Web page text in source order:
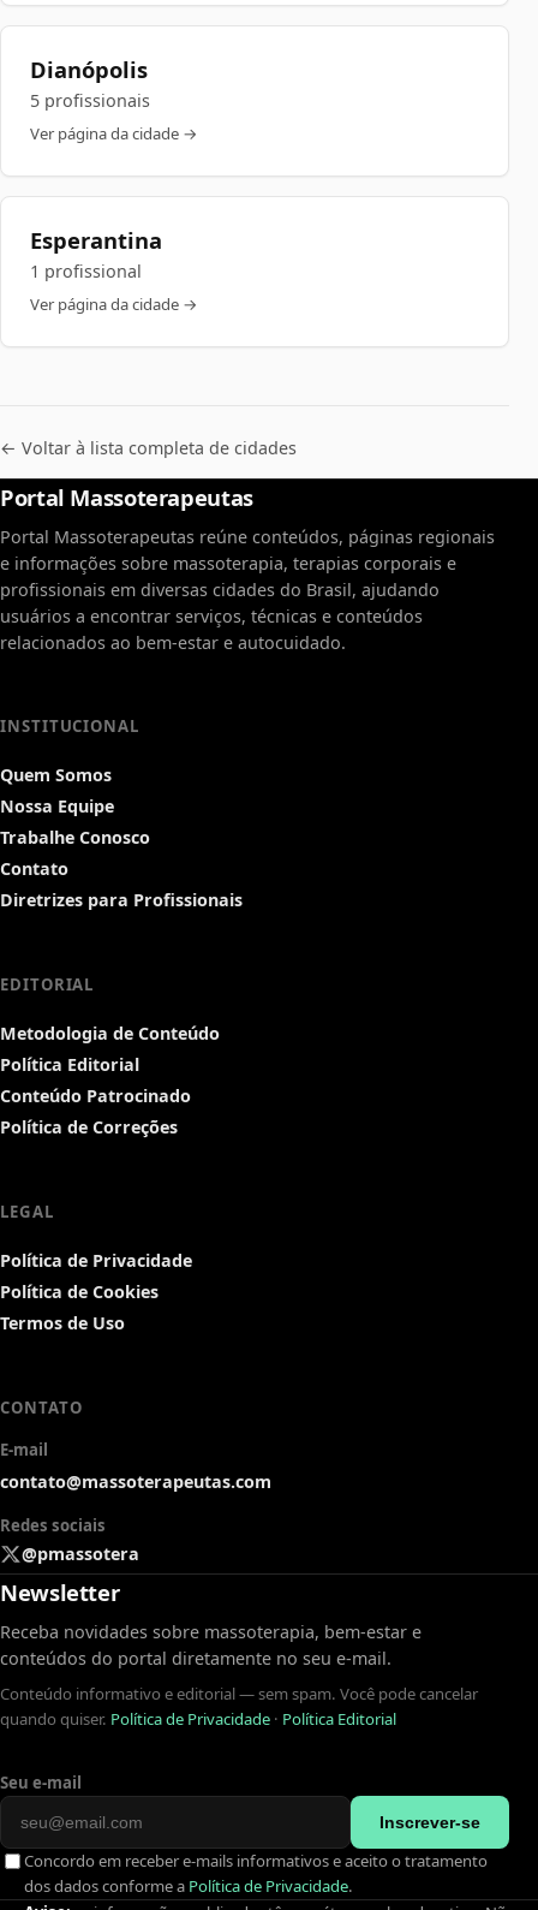
Dianópolis
5 profissionais
Ver página da cidade →
Esperantina
1 profissional
Ver página da cidade →
← Voltar à lista completa de cidades
Portal Massoterapeutas
Portal Massoterapeutas reúne conteúdos, páginas regionais
e informações sobre massoterapia, terapias corporais e
profissionais em diversas cidades do Brasil, ajudando
usuários a encontrar serviços, técnicas e conteúdos
relacionados ao bem-estar e autocuidado.
INSTITUCIONAL
Quem Somos
Nossa Equipe
Trabalhe Conosco
Contato
Diretrizes para Profissionais
EDITORIAL
Metodologia de Conteúdo
Política Editorial
Conteúdo Patrocinado
Política de Correções
LEGAL
Política de Privacidade
Política de Cookies
Termos de Uso
CONTATO
E-mail
contato@massoterapeutas.com
Redes sociais
@pmassotera
Newsletter
Receba novidades sobre massoterapia, bem-estar e
conteúdos do portal diretamente no seu e-mail.
Conteúdo informativo e editorial — sem spam. Você pode cancelar
quando quiser. Política de Privacidade · Política Editorial
Seu e-mail
Inscrever-se
Concordo em receber e-mails informativos e aceito o tratamento
dos dados conforme a Política de Privacidade.